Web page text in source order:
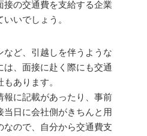
接の交通費を支給する企業
いでしょう。
など、引越しを伴うような
、面接に赴く際にも交通
あります。
報に記載があったり、事前
当日に会社側がきちんと用
なので、自分から交通費支